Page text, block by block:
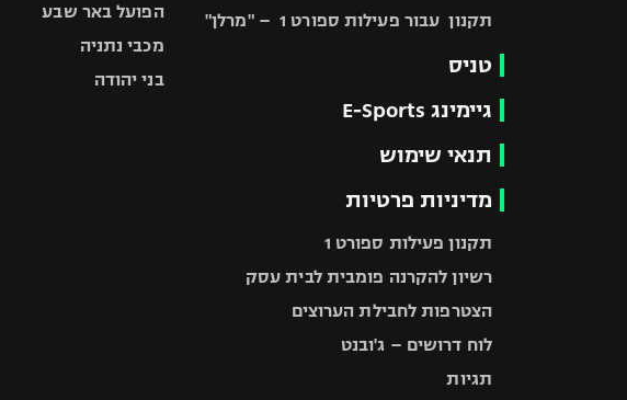
תקנון עבור פעילות ספורט 1 – "מרלן"
טניס
גיימינג E-Sports
תנאי שימוש
מדיניות פרטיות
תקנון פעילות ספורט 1
רשיון להקרנה פומבית לבית עסק
הצטרפות לחבילת הערוצים
לוח דרושים – ג'ובנט
תגיות
הפועל באר שבע
מכבי נתניה
בני יהודה